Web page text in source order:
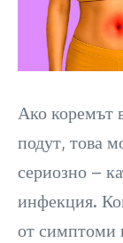
Ако коремът
подут, това
сериозно –
инфекция.
от симптоми